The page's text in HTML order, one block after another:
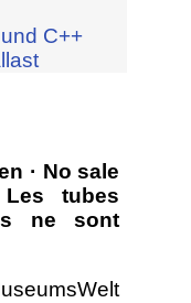
C++
· No sale
tubes
ne sont